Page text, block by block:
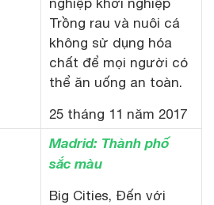
nghiệp khởi nghiệp
Trồng rau và nuôi cá
không sử dụng hóa
chất để mọi người có
thể ăn uống an toàn.
25 tháng 11 năm 2017
Madrid: Thành phố
sắc màu
Big Cities, Đến với